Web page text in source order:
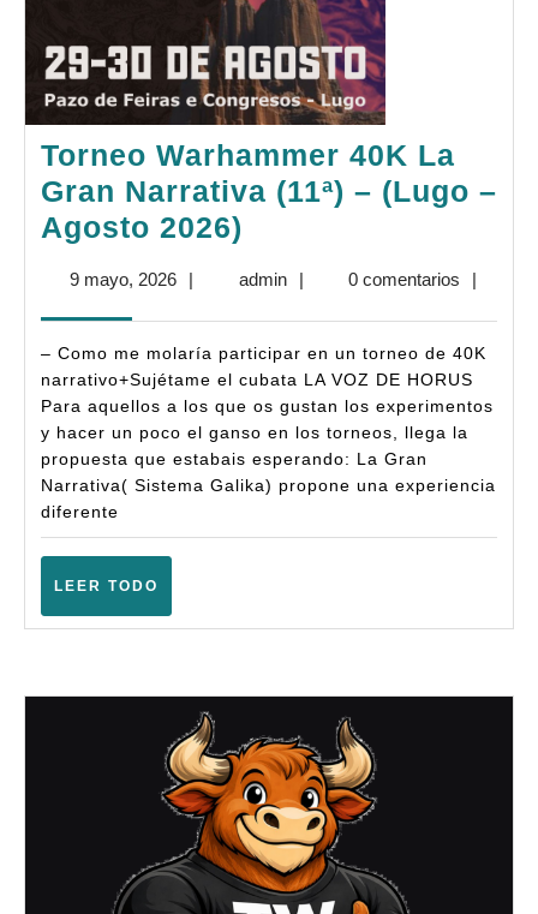
Torneo Warhammer 40K La
Gran Narrativa (11ª) – (Lugo –
Agosto 2026)
Gran
Narrativa
(11ª)
–
2026)
9 mayo, 20269
| adminadmin
| 0 comentarios |
– Como me molaría participar en un torneo de 40K
narrativo+Sujétame el cubata LA VOZ DE HORUS
Para aquellos a los que os gustan los experimentos
y hacer un poco el ganso en los torneos, llega la
propuesta que estabais esperando: La Gran
Narrativa( Sistema Galika) propone una experiencia
diferente
LEER TODO